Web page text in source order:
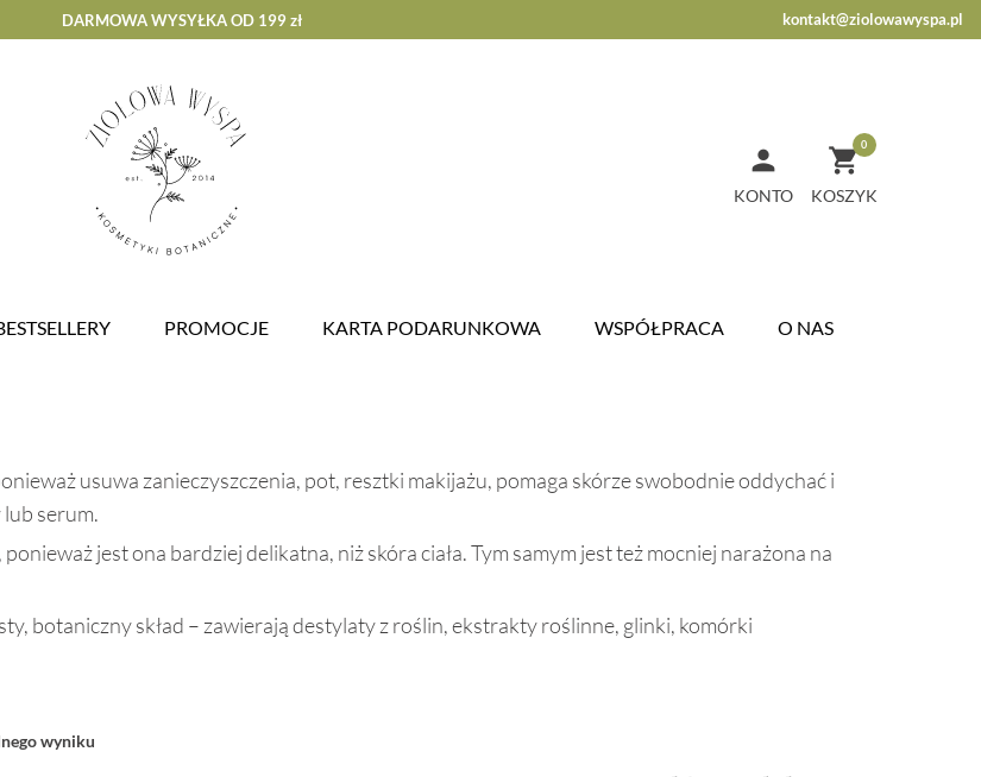
DARMOWA WYSYŁKA OD 199 zł kontakt@ziolowawyspa.pl
0

KONTO
PROMOCJE KARTA PODARUNKOWA WSPÓŁPRACA O NAS
usuwa zanieczyszczenia, pot, resztki makijażu, pomaga skórze swobodnie oddychać i
lub serum.
jest ona bardziej delikatna, niż skóra ciała. Tym samym jest też mocniej narażona na
botaniczny skład – zawierają destylaty z roślin, ekstrakty roślinne, glinki, komórki
wyniku